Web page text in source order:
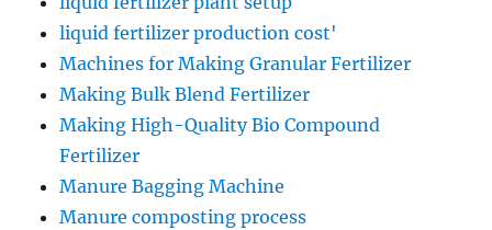
liquid fertilizer production cost'
Machines for Making Granular Fertilizer
Making Bulk Blend Fertilizer
Making High-Quality Bio Compound
Fertilizer
Manure Bagging Machine
Manure composting process